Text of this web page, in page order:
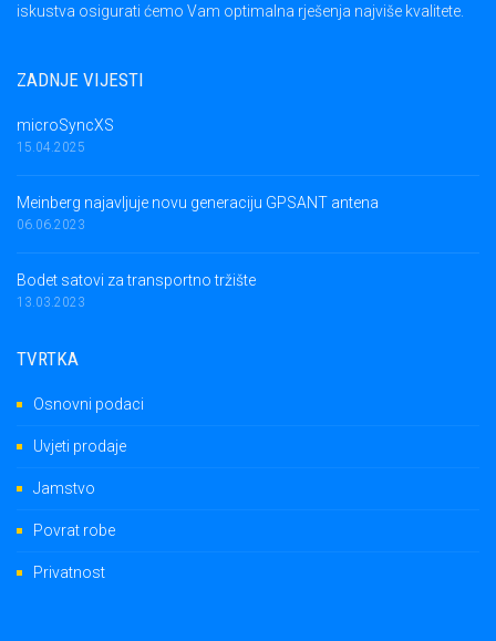
iskustva osigurati ćemo Vam optimalna rješenja najviše kvalitete.
ZADNJE VIJESTI
microSyncXS
15.04.2025
Meinberg najavljuje novu generaciju GPSANT antena
06.06.2023
Bodet satovi za transportno tržište
13.03.2023
TVRTKA
Osnovni podaci
Uvjeti prodaje
Jamstvo
Povrat robe
Privatnost